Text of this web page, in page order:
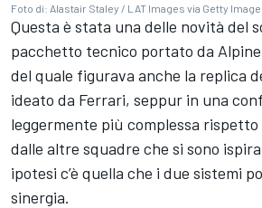
Foto di: Alastair Staley / LAT Images via Getty
Questa è stata una delle novità del
pacchetto tecnico portato da Alpine
del quale figurava anche la replica
ideato da Ferrari, seppur in una
leggermente più complessa
dalle altre squadre che si sono
ipotesi c’è quella che i due sistemi
sinergia.